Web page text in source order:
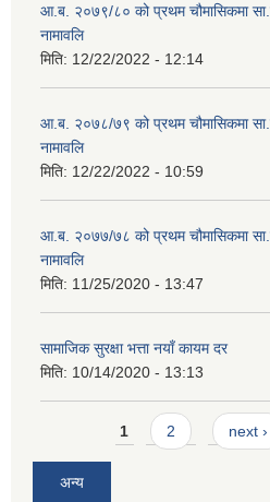
आ.ब. २०७९/८० को प्रथम चौमासिकमा
नामावलि
मिति: 12/22/2022 - 12:14
आ.ब. २०७८/७९ को प्रथम चौमासिकमा
नामावलि
मिति: 12/22/2022 - 10:59
आ.ब. २०७७/७८ को प्रथम चौमासिकमा
नामावलि
मिति: 11/25/2020 - 13:47
सामाजिक सुरक्षा भत्ता नयाँ कायम दर
मिति: 10/14/2020 - 13:13
Pages1 2 next ›
अन्य